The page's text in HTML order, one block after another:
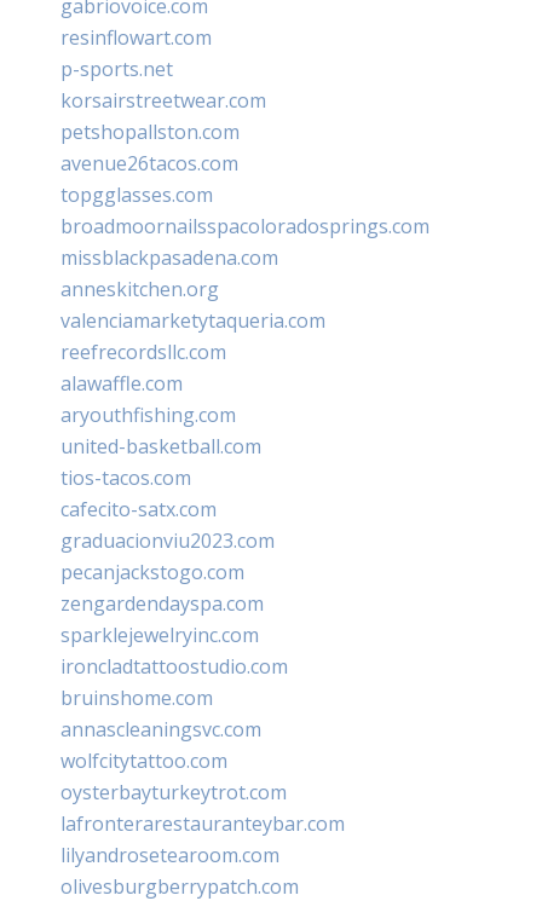
gabriovoice.com
resinflowart.com
p-sports.net
korsairstreetwear.com
petshopallston.com
avenue26tacos.com
topgglasses.com
broadmoornailsspacoloradosprings.com
missblackpasadena.com
anneskitchen.org
valenciamarketytaqueria.com
reefrecordsllc.com
alawaffle.com
aryouthfishing.com
united-basketball.com
tios-tacos.com
cafecito-satx.com
graduacionviu2023.com
pecanjackstogo.com
zengardendayspa.com
sparklejewelryinc.com
ironcladtattoostudio.com
bruinshome.com
annascleaningsvc.com
wolfcitytattoo.com
oysterbayturkeytrot.com
lafronterarestauranteybar.com
lilyandrosetearoom.com
olivesburgberrypatch.com